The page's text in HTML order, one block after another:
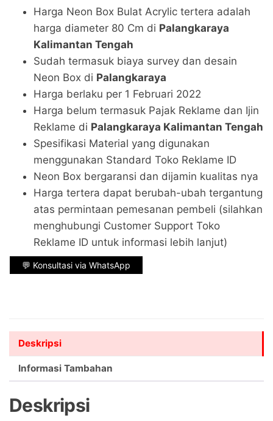
Harga Neon Box Bulat Acrylic tertera adalah
harga diameter 80 Cm di Palangkaraya
Kalimantan Tengah
Sudah termasuk biaya survey dan desain
Neon Box di Palangkaraya
Harga berlaku per 1 Februari 2022
Harga belum termasuk Pajak Reklame dan Ijin
Reklame di Palangkaraya Kalimantan Tengah
Spesifikasi Material yang digunakan
menggunakan Standard Toko Reklame ID
Neon Box bergaransi dan dijamin kualitas nya
Harga tertera dapat berubah-ubah tergantung
atas permintaan pemesanan pembeli (silahkan
menghubungi Customer Support Toko
Reklame ID untuk informasi lebih lanjut)
💬 Konsultasi via WhatsApp
Deskripsi
Informasi Tambahan
Deskripsi